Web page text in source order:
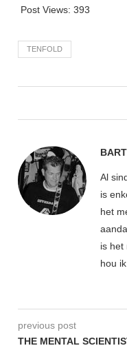
Post Views: 393
TENFOLD
Al
is
het
is het
hou
previous post
THE MENTAL